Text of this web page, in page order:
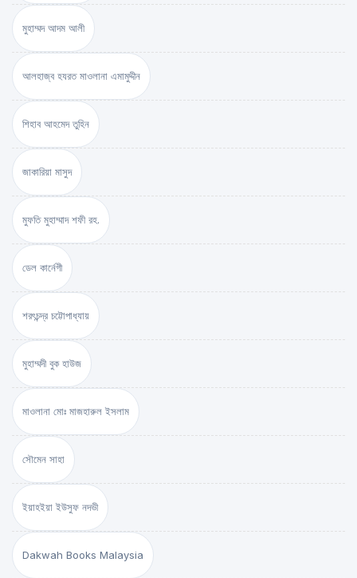
মুহাম্মদ আদম আলী
আলহাজ্ব হযরত মাওলানা এমামুদ্দীন
শিহাব আহমেদ তুহিন
জাকারিয়া মাসুদ
মুফতি মুহাম্মাদ শফী রহ.
ডেল কার্নেগী
শরৎচন্দ্র চট্টোপাধ্যায়
মুহাম্মদী বুক হাউজ
মাওলানা মোঃ মাজহারুল ইসলাম
সৌমেন সাহা
ইয়াহইয়া ইউসুফ নদভী
Dakwah Books Malaysia